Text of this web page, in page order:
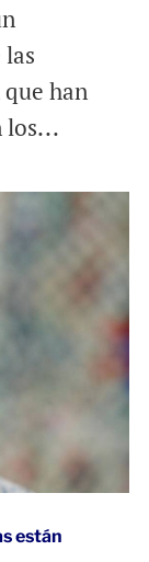
han
los...
están